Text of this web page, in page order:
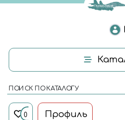
ПОИСК ПО КАТАЛОГУ
0 Профиль